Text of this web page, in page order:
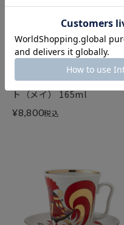
ロシア食器 インペリアル・
ポーセリン ムード ティーカ
ップ＆ソーサー クワイエッ
ト（メイ） 165ml
¥8,800税込